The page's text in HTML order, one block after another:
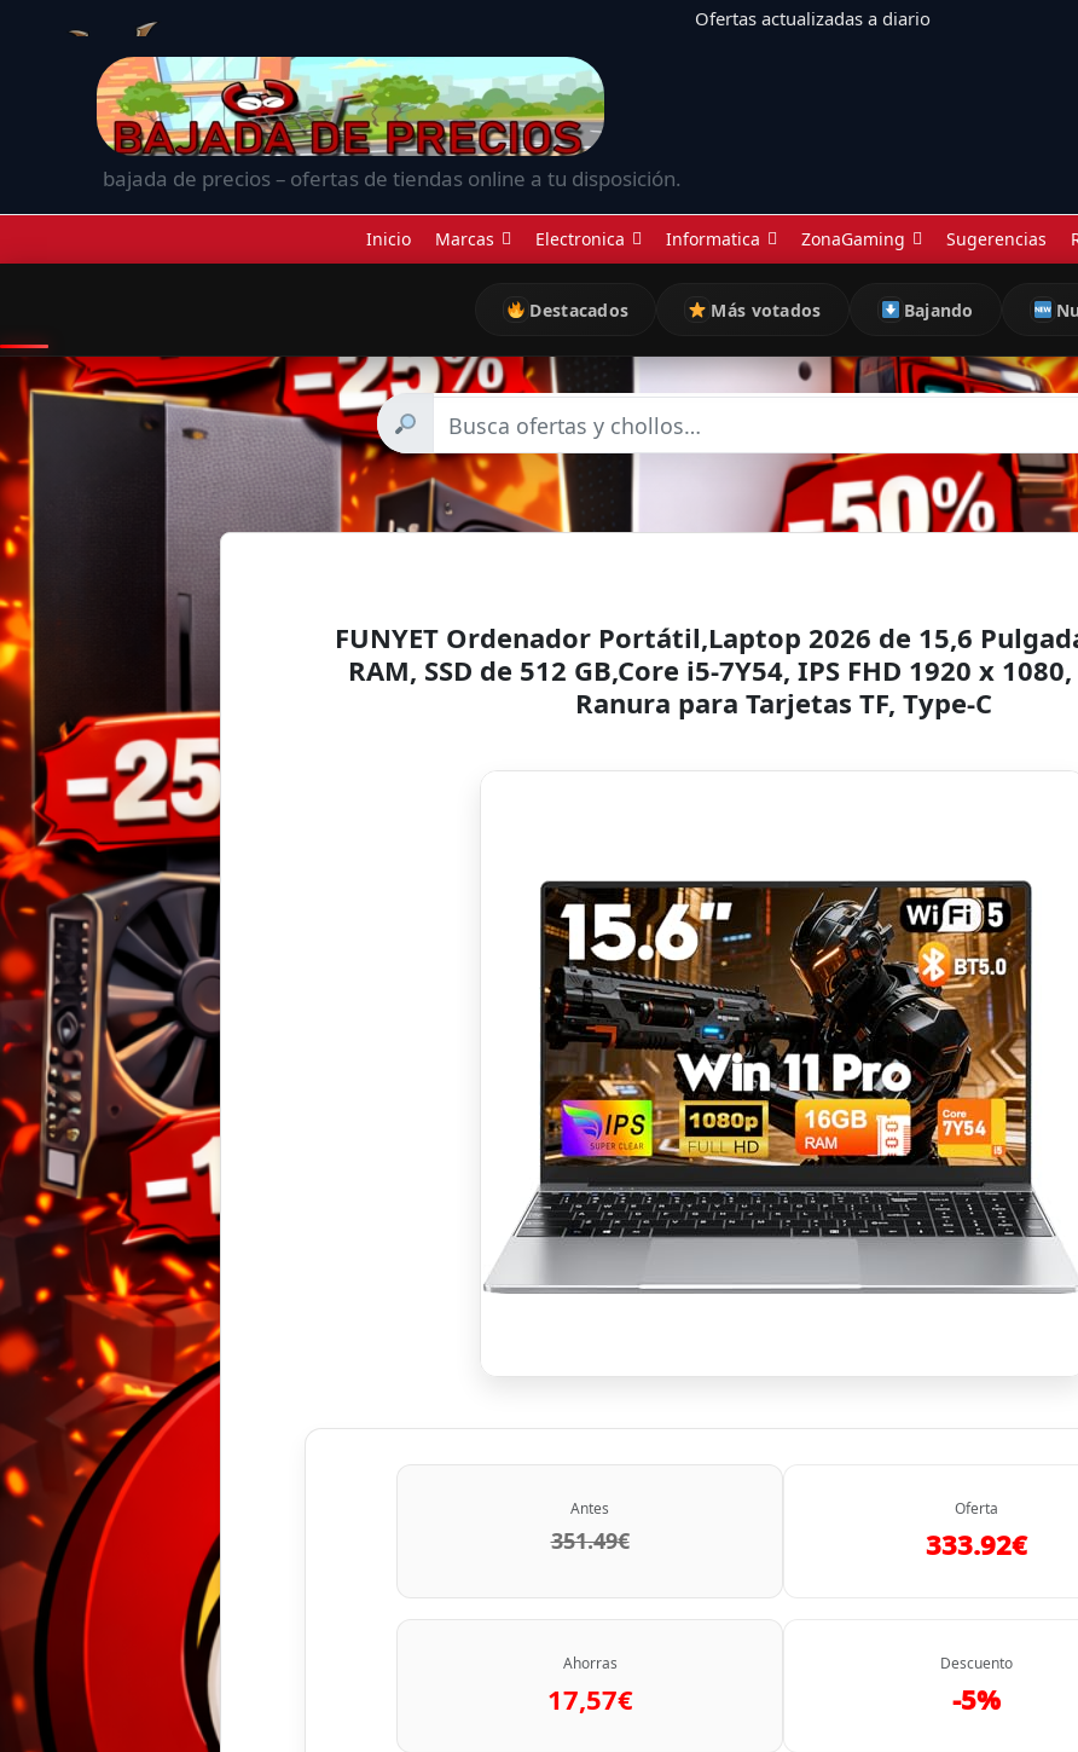
Ofertas actualizadas a diario
bajada de precios – ofertas de tiendas online a tu disposición.
Inicio Marcas Electronica Informatica ZonaGaming Sugerencias
Destacados Más votados Bajando
FUNYET Ordenador Portátil,Laptop 2026 de 15,6
RAM, SSD de 512 GB,Core i5-7Y54, IPS FHD 1920 x
Ranura para Tarjetas TF, Type-C
Antes
351.49€
Oferta
333.92€
Ahorras
17,57€
Descuento
-5%